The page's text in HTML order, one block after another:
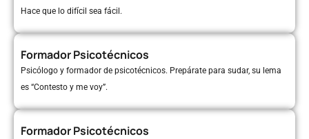
Hace que lo difícil sea fácil.
Formador Psicotécnicos
Psicólogo y formador de psicotécnicos. Prepárate para sudar, su lema
es “Contesto y me voy”.
Formador Psicotécnicos